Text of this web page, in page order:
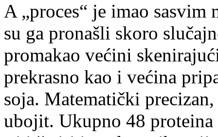
A „proces“ je imao
su ga pronašli skoro
promakao većini
prekrasno kao i većina
soja. Matematički
ubojit. Ukupno 48 proteina